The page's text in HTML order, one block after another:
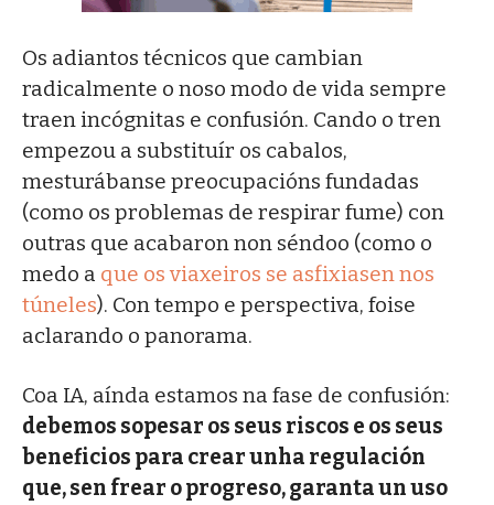
Os adiantos técnicos que cambian
radicalmente o noso modo de vida sempre
traen incógnitas e confusión. Cando o tren
empezou a substituír os cabalos,
mesturábanse preocupacións fundadas
(como os problemas de respirar fume) con
outras que acabaron non séndoo (como o
medo a que os viaxeiros se asfixiasen nos
túneles). Con tempo e perspectiva, foise
aclarando o panorama.
Coa IA, aínda estamos na fase de confusión:
debemos sopesar os seus riscos e os seus
beneficios para crear unha regulación
que, sen frear o progreso, garanta un uso